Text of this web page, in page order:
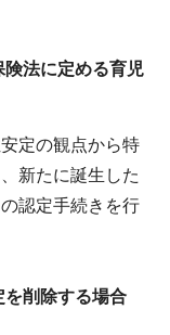
険法に定める育児
定の観点から特
新たに誕生した
認定手続きを行
を削除する場合